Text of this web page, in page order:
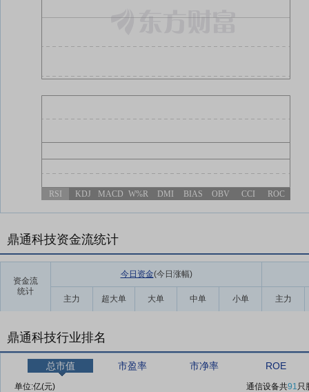
RSI KDJ MACD W%R DMI BIAS OBV CCI ROC
鼎通科技资金流统计
资金流
统计
今日资金(今日涨幅)
主力 超大单 大单 中单 小单 主力
鼎通科技行业排名
总市值 市盈率 市净率 ROE
单位:亿(元) 通信设备共91只